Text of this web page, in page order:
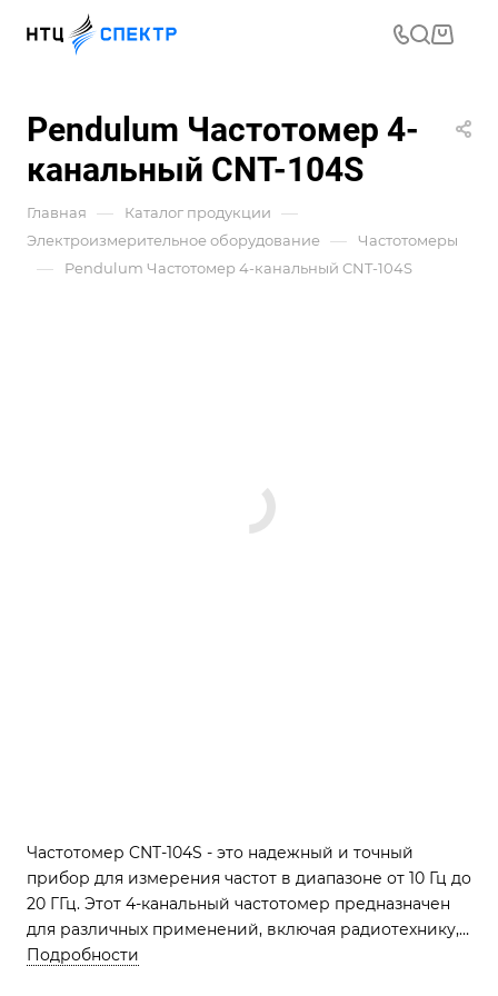
Pendulum Частотомер 4-
канальный CNT-104S
Главная — Каталог продукции —
Электроизмерительное оборудование — Частотомеры
— Pendulum Частотомер 4-канальный CNT-104S
Частотомер CNT-104S - это надежный и точный
прибор для измерения частот в диапазоне от 10 Гц до
20 ГГц. Этот 4-канальный частотомер предназначен
для различных применений, включая радиотехнику,
электронную индустрию и научные исследования. С
Подробности